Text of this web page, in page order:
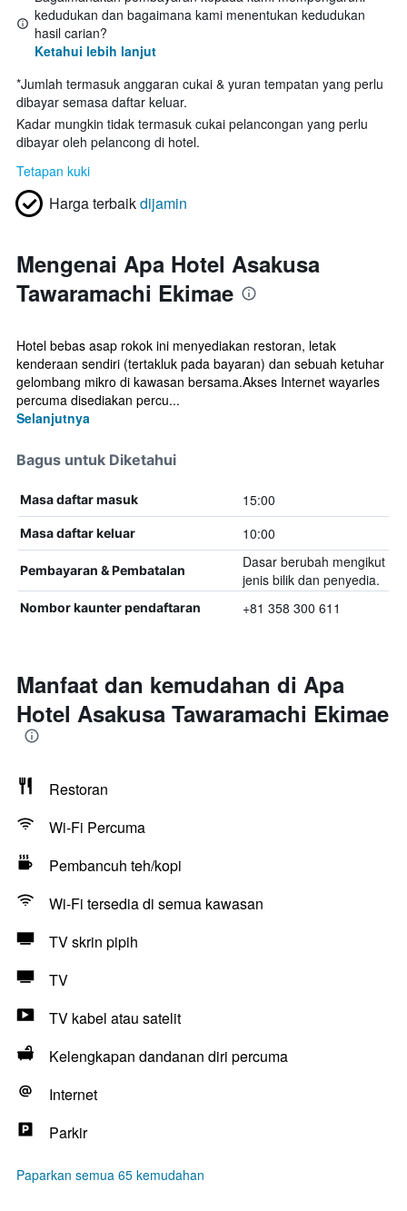
kedudukan dan bagaimana kami menentukan kedudukan
hasil carian?
Ketahui lebih lanjut
*Jumlah termasuk anggaran cukai & yuran tempatan yang perlu
dibayar semasa daftar keluar.
Kadar mungkin tidak termasuk cukai pelancongan yang perlu
dibayar oleh pelancong di hotel.
Tetapan kuki
Harga terbaikdijamin
Mengenai Apa Hotel Asakusa
Tawaramachi Ekimae
Hotel bebas asap rokok ini menyediakan restoran, letak
kenderaan sendiri (tertakluk pada bayaran) dan sebuah ketuhar
gelombang mikro di kawasan bersama.Akses Internet wayarles
percuma disediakan percu...
Selanjutnya
Bagus untuk Diketahui
Masa daftar masuk 15:00
Masa daftar keluar 10:00
Pembayaran & Pembatalan
Dasar berubah mengikut
jenis bilik dan penyedia.
Nombor kaunter pendaftaran +81 358 300 611
Manfaat dan kemudahan di Apa
Hotel Asakusa Tawaramachi Ekimae
Restoran
Wi-Fi Percuma
Pembancuh teh/kopi
Wi-Fi tersedia di semua kawasan
TV skrin pipih
TV
TV kabel atau satelit
Kelengkapan dandanan diri percuma
Internet
Parkir
Paparkan semua 65 kemudahan